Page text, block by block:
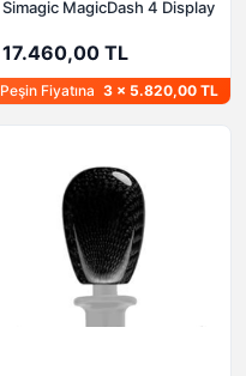
Simagic MagicDash 4 Display
17.460,00 TL
Peşin Fiyatına 3 x 5.820,00 TL